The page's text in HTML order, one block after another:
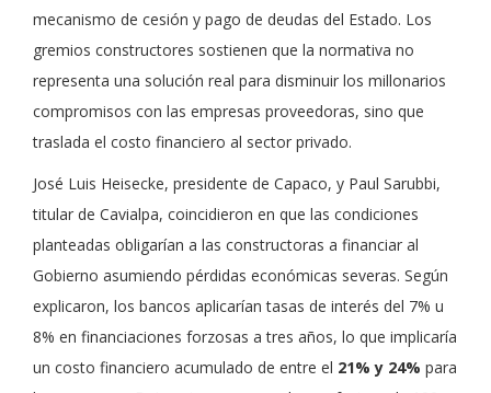
mecanismo de cesión y pago de deudas del Estado. Los
gremios constructores sostienen que la normativa no
representa una solución real para disminuir los millonarios
compromisos con las empresas proveedoras, sino que
traslada el costo financiero al sector privado.
José Luis Heisecke, presidente de Capaco, y Paul Sarubbi,
titular de Cavialpa, coincidieron en que las condiciones
planteadas obligarían a las constructoras a financiar al
Gobierno asumiendo pérdidas económicas severas. Según
explicaron, los bancos aplicarían tasas de interés del 7% u
8% en financiaciones forzosas a tres años, lo que implicaría
un costo financiero acumulado de entre el 21% y 24% para